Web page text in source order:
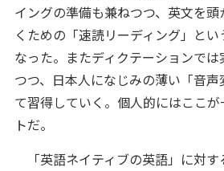
イングの準備も兼ねつつ、英文を
くための「速読リーディング」と
なった。またディクテーションで
つつ、日本人になじみの薄い「音
て習得していく。個人的にはここ
トだ。
「英語ネイティブの英語」に対す